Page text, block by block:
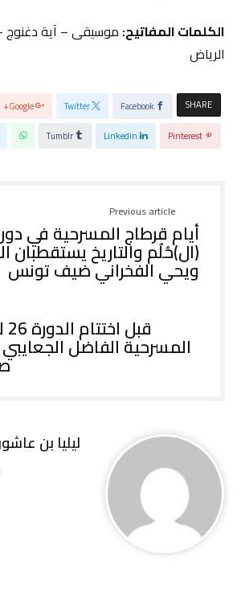
الكلمات المفاتيح: موسيقى – آية دغنوج
الرياض
SHARE
Facebook
Twitter
Google+
Pinterest
Linkedin
Tumblr
Previous article
(ال)حُلُم والتاريخ يستقطبان
ويحي الفخراني ضيف تونس
المسرحية الفاضل الجعايبي
ليليا بن